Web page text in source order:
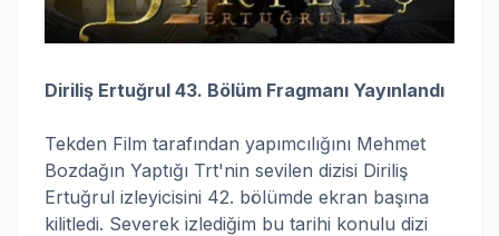
Diriliş Ertuğrul 43. Bölüm Fragmanı Yayınlandı
Tekden Film tarafından yapımcılığını Mehmet
Bozdağın Yaptığı Trt'nin sevilen dizisi Diriliş
Ertuğrul izleyicisini 42. bölümde ekran başına
kilitledi. Severek izlediğim bu tarihi konulu dizi